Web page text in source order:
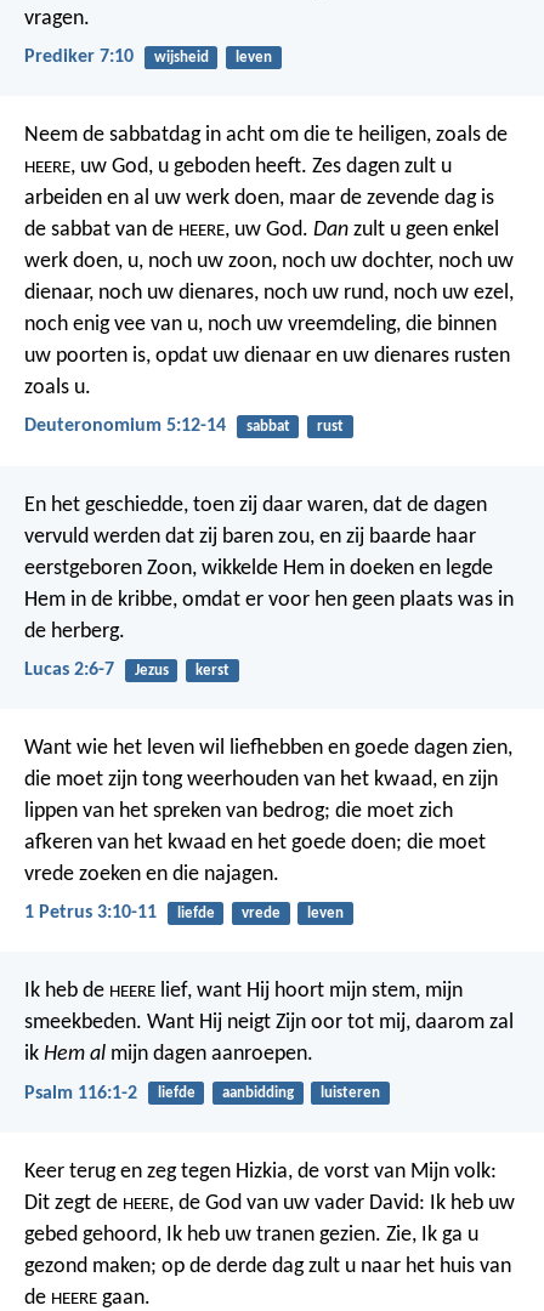
vragen.
Prediker 7:10 wijsheid leven
Neem de sabbatdag in acht om die te heiligen, zoals de
HEERE, uw God, u geboden heeft. Zes dagen zult u
arbeiden en al uw werk doen, maar de zevende dag is
de sabbat van de HEERE, uw God. Dan zult u geen enkel
werk doen, u, noch uw zoon, noch uw dochter, noch uw
dienaar, noch uw dienares, noch uw rund, noch uw ezel,
noch enig vee van u, noch uw vreemdeling, die binnen
uw poorten is, opdat uw dienaar en uw dienares rusten
zoals u.
Deuteronomium 5:12-14 sabbat rust
En het geschiedde, toen zij daar waren, dat de dagen
vervuld werden dat zij baren zou, en zij baarde haar
eerstgeboren Zoon, wikkelde Hem in doeken en legde
Hem in de kribbe, omdat er voor hen geen plaats was in
de herberg.
Lucas 2:6-7 Jezus kerst
Want wie het leven wil liefhebben en goede dagen zien,
die moet zijn tong weerhouden van het kwaad, en zijn
lippen van het spreken van bedrog; die moet zich
afkeren van het kwaad en het goede doen; die moet
vrede zoeken en die najagen.
1 Petrus 3:10-11 liefde vrede leven
Ik heb de HEERE lief, want Hij hoort mijn stem, mijn
smeekbeden. Want Hij neigt Zijn oor tot mij, daarom zal
ik Hem al mijn dagen aanroepen.
Psalm 116:1-2 liefde aanbidding luisteren
Keer terug en zeg tegen Hizkia, de vorst van Mijn volk:
Dit zegt de HEERE, de God van uw vader David: Ik heb uw
gebed gehoord, Ik heb uw tranen gezien. Zie, Ik ga u
gezond maken; op de derde dag zult u naar het huis van
de HEERE gaan.